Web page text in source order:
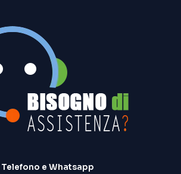
Telefono e Whatsapp